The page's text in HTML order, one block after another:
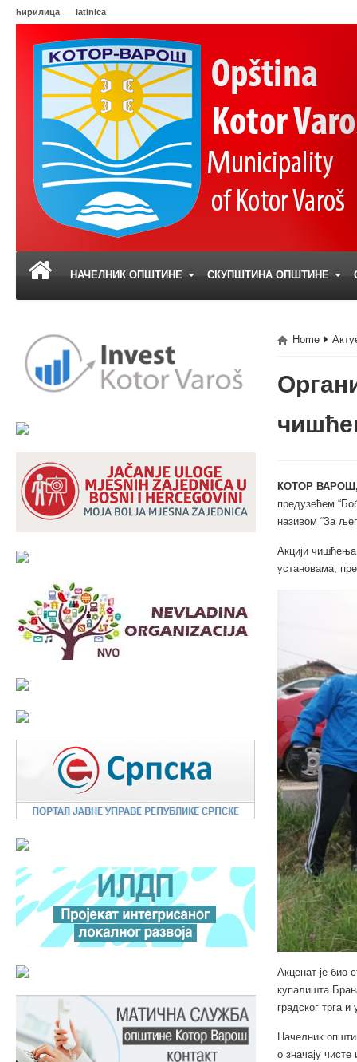
ћирилица latinica
НАЧЕЛНИК ОПШТИНЕ СКУПШТИНА ОПШТИНЕ
Home
КОТОР
предузећем
називом “За
Акцији
установама,
Акценат је био
купалишта
градског трга и
Начелник
о значају